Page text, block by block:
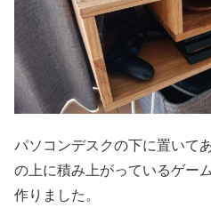
パソコンデスクの下に置いて
の上に積み上がっているゲー
作りました。